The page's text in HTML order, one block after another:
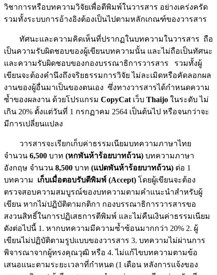
วิชาการหรือบทความวิจัยเพื่อตีพิมพ์ในวารสาร อย่างเคร่งครัด
รวมทั้งระบบการอ้างอิงต้องเป็นไปตามหลักเกณฑ์ของวารสาร
ทัศนะและความคิดเห็นที่ปรากฏในบทความในวารสาร ถือ
เป็นความรับผิดชอบของผู้เขียนบทความนั้น และไม่ถือเป็นทัศนะ
และความรับผิดชอบของกองบรรณาธิการวารสาร รวมทั้งผู้
เขียนจะต้องคำนึงถึงจริยธรรมการวิจัย ไม่ละเมิดหรือคัดลอกผล
งานของผู้อื่นมาเป็นของตนเอง ซึ่งทางวารสารได้กำหนดความ
ซ้ำของผลงาน ด้วยโปรแกรม CopyCat เว็บ Thaijo ในระดับ ไม่
เกิน 20% ตั้งแต่วันที่ 1 กรกฏาคม 2564 เป็นต้นไป หรือจนกว่าจะ
มีการเปลี่ยนแปลง
วารสารจะเรียกเก็บค่าธรรมเนียมบทความภาษาไทย
จำนวน 6,500 บาท (หกพันห้าร้อยบาทถ้วน) บทความภาษา
อังกฤษ จำนวน 8,500 บาท (แปดพันห้าร้อยบาทถ้วน) ต่อ 1
บทความ เก็บเมื่อตอบรับตีพิมพ์ (Accept) โดยผู้เขียนจะต้อง
ตรวจสอบความสมบูรณ์ของบทความตามคำแนะนำสำหรับผู้
เขียน หากไม่ปฏิบัติตามกติกา กองบรรณาธิการวารสารขอ
สงวนสิทธิ์ในการปฏิเสธการตีพิมพ์ และไม่คืนเงินค่าธรรมเนียม
ดังต่อไปนี้ 1. หากบทความมีความซ้ำซ้อนมากกว่า 20% 2. ผู้
เขียนไม่ปฏิบัติตามรูปแบบของวารสาร 3. บทความไม่ผ่านการ
พิจารณาจากผู้ทรงคุณวุฒิ หรือ 4. ไม่แก้ไขบทความตามข้อ
เสนอแนะตามระยะเวลาที่กำหนด (1 เดือน หลังการแจ้งของ